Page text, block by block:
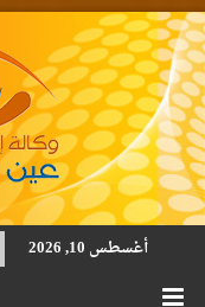
أغسطس 10, 2026